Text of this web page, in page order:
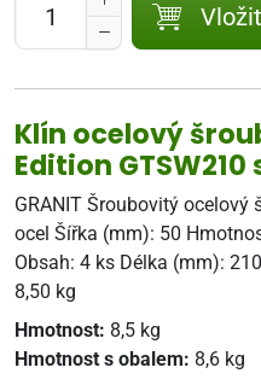
Klín ocelový
Edition GTSW210
GRANIT Šroubovitý
ocel Šířka (mm): 50
Obsah: 4 ks Délka (mm):
8,50 kg
Hmotnost: 8,5 kg
Hmotnost s obalem: 8,6 kg